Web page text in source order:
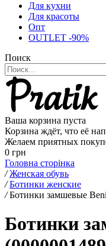
Для кухни
Для красоты
Опт
OUTLET -90%
Поиск
Ваша корзина пуста
Корзина ждёт, что её
Желаем приятных
0 грн
Головна сторінка
/ Женская обувь
/ Ботинки женские
/ Ботинки замшевые
Ботинки